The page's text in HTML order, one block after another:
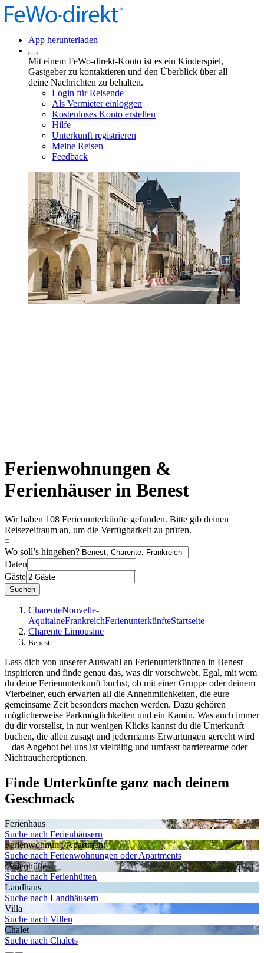
App herunterladen
Mit einem FeWo-direkt-Konto ist es ein Kinderspiel,
Gastgeber zu kontaktieren und den Überblick über all
deine Nachrichten zu behalten.
Login für Reisende
Als Vermieter einloggen
Kostenloses Konto erstellen
Hilfe
Unterkunft registrieren
Meine Reisen
Feedback
Ferienwohnungen &
Ferienhäuser in Benest
Wir haben 108 Ferienunterkünfte gefunden. Bitte gib deinen
Reisezeitraum an, um die Verfügbarkeit zu prüfen.
Wo soll’s hingehen?
Daten
Gäste
Suchen
CharenteNouvelle-
AquitaineFrankreichFerienunterkünfteStartseite
Charente Limousine
Benest
Lass dich von unserer Auswahl an Ferienunterkünften in Benest
inspirieren und finde genau das, was dir vorschwebt. Egal, mit wem
du deine Ferienunterkunft buchst, ob mit einer Gruppe oder deinem
Vierbeiner, euch erwarten all die Annehmlichkeiten, die eure
gemeinsame Zeit besonders machen werden. Dazu gehören
möglicherweise Parkmöglichkeiten und ein Kamin. Was auch immer
du dir vorstellst, in nur wenigen Klicks kannst du die Unterkunft
buchen, die allen zusagt und jedermanns Erwartungen gerecht wird
– das Angebot bei uns ist vielfältig und umfasst barrierearme oder
Nichtraucheroptionen.
Finde Unterkünfte ganz nach deinem
Geschmack
Ferienhaus
Suche nach Ferienhäusern
Ferienwohnung/Apartment
Suche nach Ferienwohnungen oder Apartments
Ferienhütte
Suche nach Ferienhütten
Landhaus
Suche nach Landhäusern
Villa
Suche nach Villen
Chalet
Suche nach Chalets